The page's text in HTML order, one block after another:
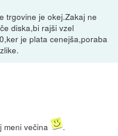
trgovine je okej.Zakaj ne
diska,bi rajši vzel
je plata cenejša,poraba
meni večina
.